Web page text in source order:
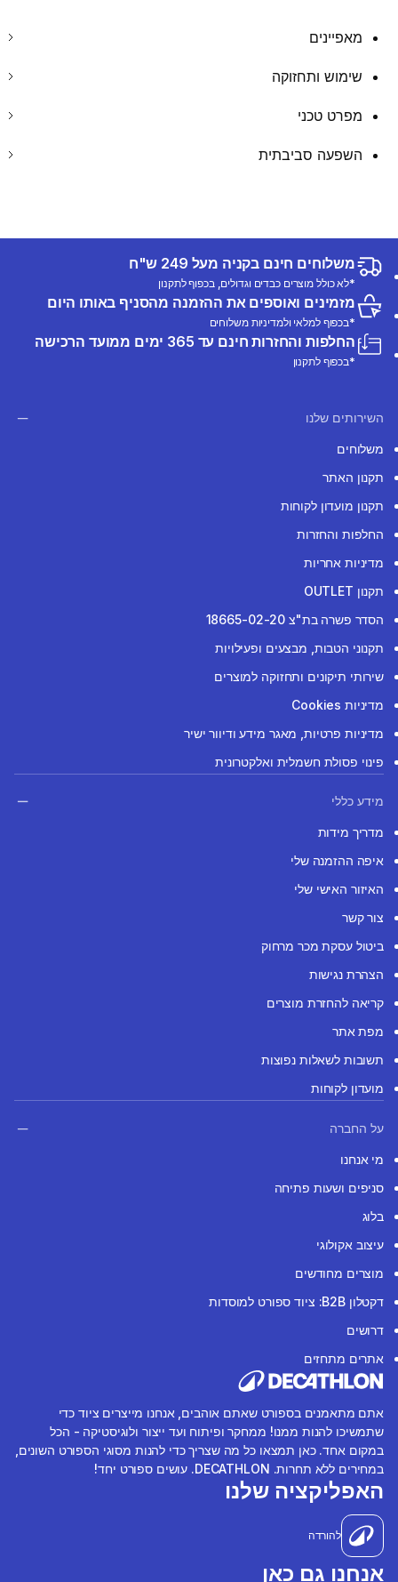
מאפיינים
שימוש ותחזוקה
מפרט טכני
השפעה סביבתית
משלוחים חינם בקניה מעל 249 ש"ח
*לא כולל מוצרים כבדים וגדולים, בכפוף לתקנון
מזמינים ואוספים את ההזמנה מהסניף באותו היום
*בכפוף למלאי ולמדיניות משלוחים
החלפות והחזרות חינם עד 365 ימים ממועד הרכישה
*בכפוף לתקנון
השירותים שלנו
משלוחים
תקנון האתר
תקנון מועדון לקוחות
החלפות והחזרות
מדיניות אחריות
תקנון OUTLET
הסדר פשרה בת"צ 18665-02-20
תקנוני הטבות, מבצעים ופעילויות
שירותי תיקונים ותחזוקה למוצרים
מדיניות Cookies
מדיניות פרטיות, מאגר מידע ודיוור ישיר
פינוי פסולת חשמלית ואלקטרונית
מידע כללי
מדריך מידות
איפה ההזמנה שלי
האיזור האישי שלי
צור קשר
ביטול עסקת מכר מרחוק
הצהרת נגישות
קריאה להחזרת מוצרים
מפת אתר
תשובות לשאלות נפוצות
מועדון לקוחות
על החברה
מי אנחנו
סניפים ושעות פתיחה
בלוג
עיצוב אקולוגי
מוצרים מחודשים
דקטלון B2B: ציוד ספורט למוסדות
דרושים
אתרים מתחזים
אתם מתאמנים בספורט שאתם אוהבים, אנחנו מייצרים ציוד כדי
שתמשיכו להנות ממנו! ממחקר ופיתוח ועד ייצור ולוגיסטיקה - הכל
במקום אחד. כאן תמצאו כל מה שצריך כדי להנות מסוגי הספורט השונים,
במחירים ללא תחרות. DECATHLON. עושים ספורט יחד!
האפליקציה שלנו
להורדה
אנחנו גם כאן